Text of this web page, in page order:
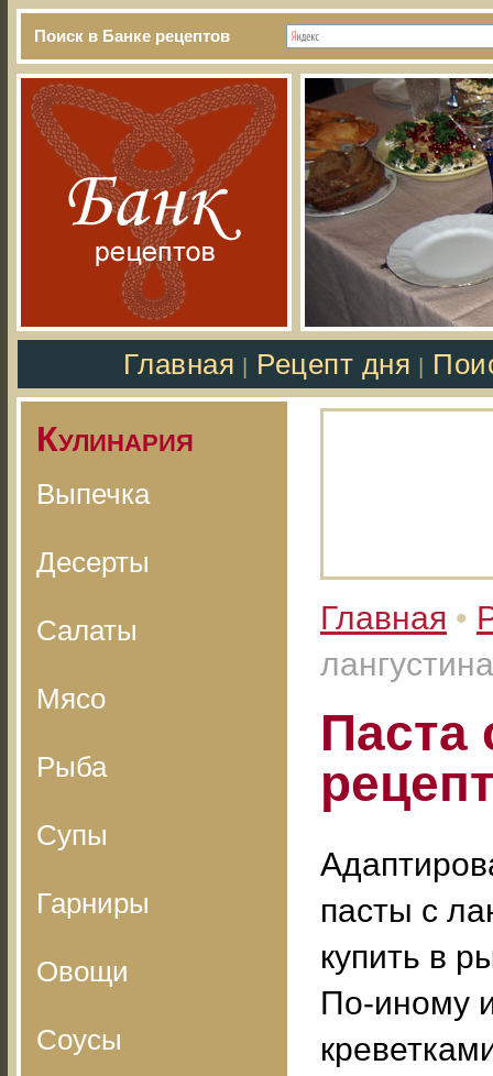
Поиск в Банке рецептов
Главная Рецепт дня
Кулинария
Выпечка
Десерты
Салаты
Мясо
Рыба
Супы
Гарниры
Овощи
Соусы
Главная •
Паста
пасты с
купить в
По-иному